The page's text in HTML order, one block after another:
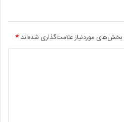
بخش‌های موردنیاز علامت‌گذاری شده‌اند*